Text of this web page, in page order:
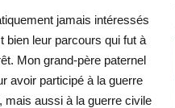
jamais intéressés
bien leur parcours qui fut à
Mon grand-père paternel
avoir participé à la guerre
mais aussi à la guerre civile